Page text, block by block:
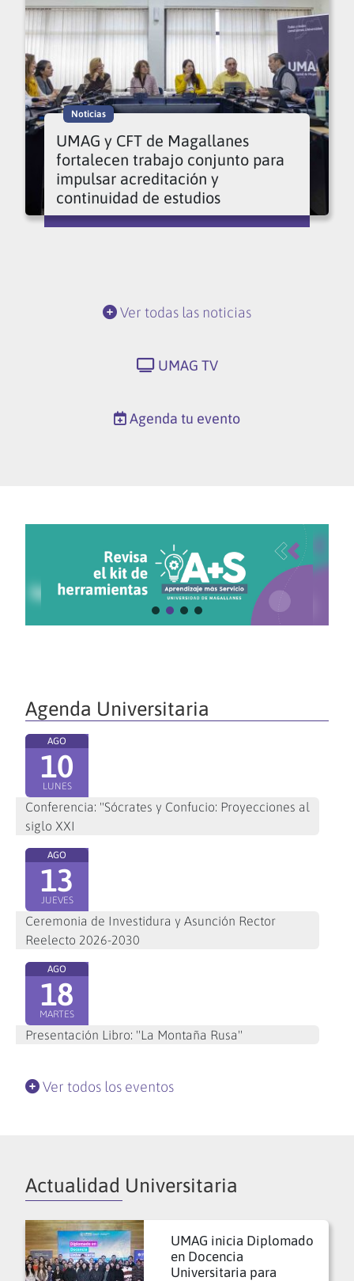
Noticias
UMAG y CFT de Magallanes
fortalecen trabajo conjunto para
impulsar acreditación y
continuidad de estudios
Ver todas las noticias
UMAG TV
Agenda tu evento
Agenda Universitaria
AGO
10
LUNES
Conferencia: "Sócrates y Confucio: Proyecciones al
siglo XXI
AGO
13
JUEVES
Ceremonia de Investidura y Asunción Rector
Reelecto 2026-2030
AGO
18
MARTES
Presentación Libro: "La Montaña Rusa"
Ver todos los eventos
Actualidad Universitaria
UMAG inicia Diplomado
en Docencia
Universitaria para